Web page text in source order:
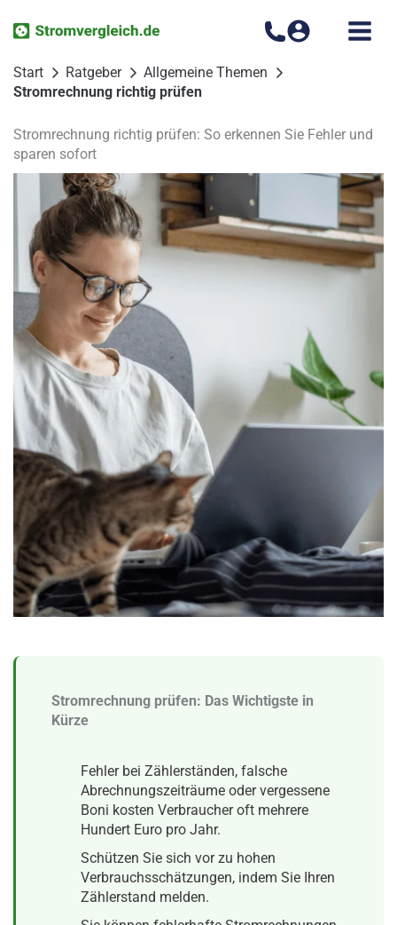
Inhalt
Start
Ratgeber
Allgemeine Themen
Stromrechnung richtig prüfen
Stromrechnung richtig prüfen: So erkennen Sie Fehler und
sparen sofort
Stromrechnung prüfen: Das Wichtigste in
Kürze
Fehler bei Zählerständen, falsche
Abrechnungszeiträume oder vergessene
Boni kosten Verbraucher oft mehrere
Hundert Euro pro Jahr.
Schützen Sie sich vor zu hohen
Verbrauchsschätzungen, indem Sie Ihren
Zählerstand melden.